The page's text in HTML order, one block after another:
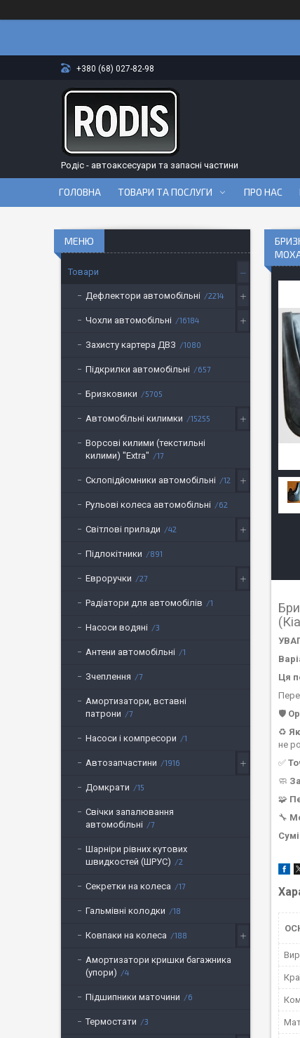
+380 (68) 027-82-98
Родіс - автоаксесуари та запасні частини
ГОЛОВНА ТОВАРИ ТА ПОСЛУГИ ПРО НАС
Ця
🛡️
♻️
не
✅
🧼
🧩
🔧
Товари
Дефлектори автомобільні 2214
Чохли автомобільні 16184
Захисту картера ДВЗ 1080
Підкрилки автомобільні 657
Бризковики 5705
Автомобільні килимки 15255
Ворсові килими (текстильні
килими) "Extra"
17
Склопідйомники автомобільні 12
Рульові колеса автомобільні 62
Світлові прилади 42
Підлокітники 891
Евроручки 27
Радіатори для автомобілів 1
Насоси водяні 3
Антени автомобільні 1
Зчеплення 7
Амортизатори, вставні
патрони
7
Насоси і компресори 1
Автозапчастини 1916
Домкрати 15
Свічки запалювання
автомобільні
7
Шарніри рівних кутових
швидкостей (ШРУС)
2
Секретки на колеса 17
Гальмівні колодки 18
Ковпаки на колеса 188
Амортизатори кришки багажника
(упори)
4
Підшипники маточини 6
Термостати 3